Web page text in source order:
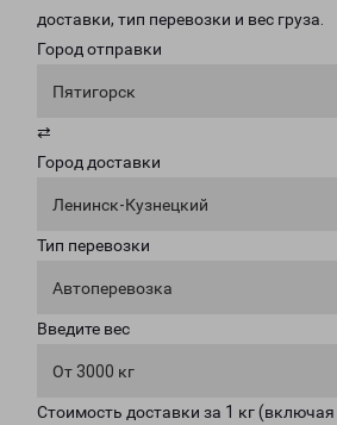
доставки, тип перевозки и вес груза.
Город отправки
Пятигорск
⇄
Город доставки
Ленинск-Кузнецкий
Тип перевозки
Автоперевозка
Введите вес
От 3000 кг
Стоимость доставки за 1 кг